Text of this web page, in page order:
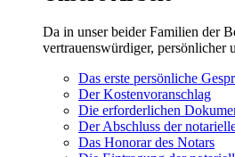
Da in unser beider Familien der
vertrauenswürdiger, persönlicher
Das erste persönliche
Der Kostenvoranschlag
Die erforderlichen
Der Abschluss der
Das Honorar des Notars